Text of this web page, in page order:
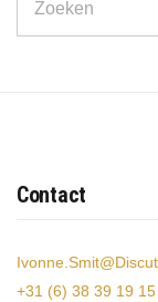
for:
Contact
+31 (6) 38 39 19 15